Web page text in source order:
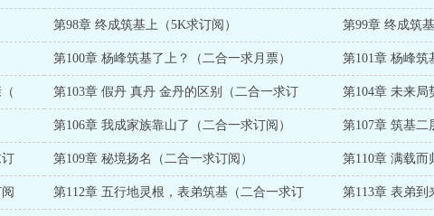
第98章 终成筑基上（5K求订阅） 第99章 终成筑
第100章 杨峰筑基了上？（二合一求月票） 第101章 杨峰筑
第103章 假丹 真丹 金丹的区别（二合一求订 第104章 未来局
第106章 我成家族靠山了（二合一求订阅） 第107章 筑基二
第109章 秘境扬名（二合一求订阅） 第110章 满载而
第112章 五行地灵根，表弟筑基（二合一求订 第113章 表弟到